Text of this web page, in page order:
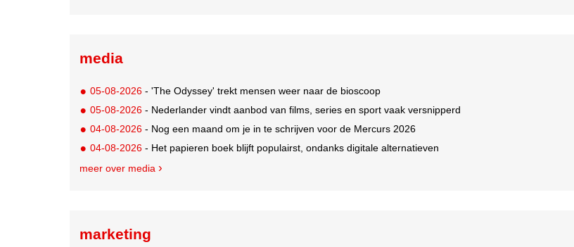
media
05-08-2026 - 'The Odyssey' trekt mensen weer naar de bioscoop
05-08-2026 - Nederlander vindt aanbod van films, series en sport vaak versnipperd
04-08-2026 - Nog een maand om je in te schrijven voor de Mercurs 2026
04-08-2026 - Het papieren boek blijft populairst, ondanks digitale alternatieven
meer over media
marketing